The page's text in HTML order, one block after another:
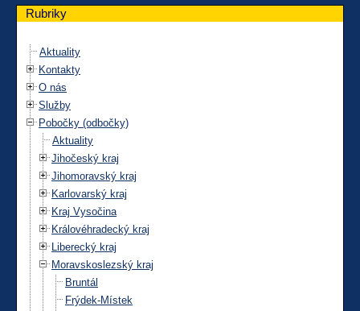
Rubriky
Aktuality
Kontakty
O nás
Služby
Pobočky (odbočky)
Aktuality
Jihočeský kraj
Jihomoravský kraj
Karlovarský kraj
Kraj Vysočina
Královéhradecký kraj
Liberecký kraj
Moravskoslezský kraj
Bruntál
Frýdek-Místek